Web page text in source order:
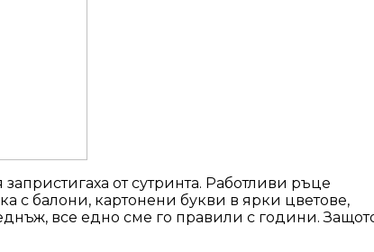
от сутринта. Работливи ръце
с балони, картонени букви в ярки цветове,
все едно сме го правили с години.